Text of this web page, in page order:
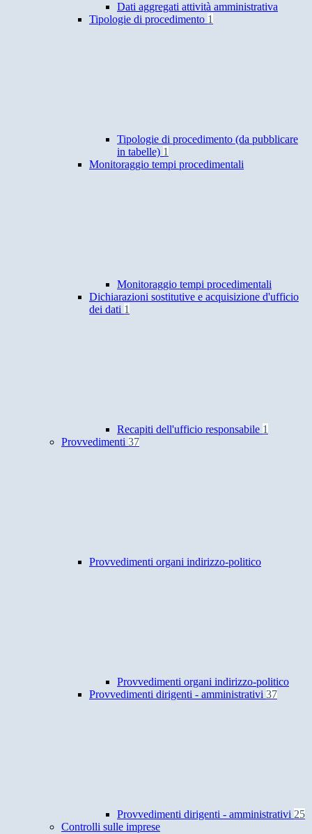
Dati aggregati attività amministrativa
Tipologie di procedimento 1
Tipologie di procedimento (da pubblicare
in tabelle) 1
Monitoraggio tempi procedimentali
Monitoraggio tempi procedimentali
Dichiarazioni sostitutive e acquisizione d'ufficio
dei dati 1
Recapiti dell'ufficio responsabile 1
Provvedimenti 37
Provvedimenti organi indirizzo-politico
Provvedimenti organi indirizzo-politico
Provvedimenti dirigenti - amministrativi 37
Provvedimenti dirigenti - amministrativi 25
Controlli sulle imprese